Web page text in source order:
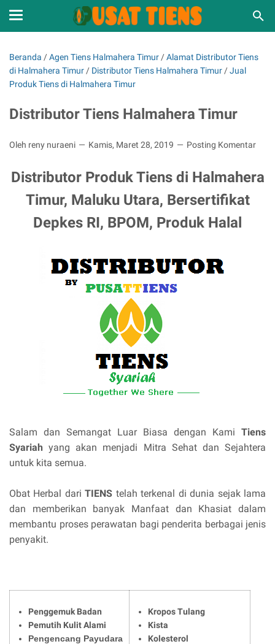
Beranda /Agen Tiens Halmahera Timur /Alamat Distributor Tiens
di Halmahera Timur / Distributor Tiens Halmahera Timur /Jual
Produk Tiens di Halmahera Timur
Distributor Tiens Halmahera Timur
Oleh reny nuraeni Kamis, Maret 28, 2019 Posting Komentar
Distributor Produk Tiens di Halmahera
Timur, Maluku Utara, Bersertifikat
Depkes RI, BPOM, Produk Halal
Salam dan Semangat Luar Biasa dengan Kami Tiens
Syariah yang akan menjadi Mitra Sehat dan Sejahtera
untuk kita semua.
Obat Herbal dariTIENS telah terkenal di dunia sejak lama
dan memberikan banyak Manfaat dan Khasiat dalam
membantu proses perawatan bagi penderita berbagai jenis
penyakit.
Penggemuk Badan
Pemutih Kulit Alami
Pengencang Payudara
Kropos Tulang
Kista
Kolesterol